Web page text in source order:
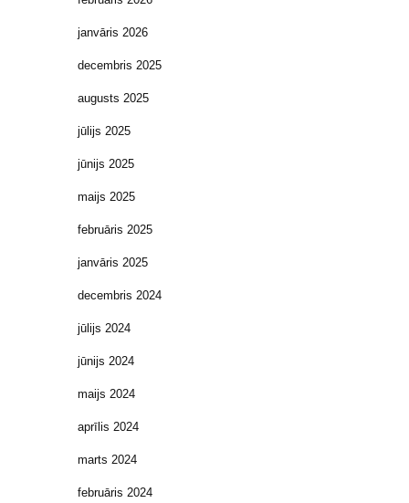
janvāris 2026
decembris 2025
augusts 2025
jūlijs 2025
jūnijs 2025
maijs 2025
februāris 2025
janvāris 2025
decembris 2024
jūlijs 2024
jūnijs 2024
maijs 2024
aprīlis 2024
marts 2024
februāris 2024